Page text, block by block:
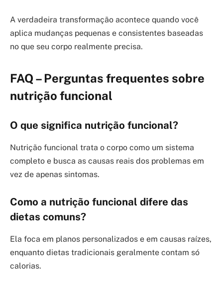
A verdadeira transformação acontece quando você
aplica mudanças pequenas e consistentes baseadas
no que seu corpo realmente precisa.
FAQ – Perguntas frequentes sobre
nutrição funcional
O que significa nutrição funcional?
Nutrição funcional trata o corpo como um sistema
completo e busca as causas reais dos problemas em
vez de apenas sintomas.
Como a nutrição funcional difere das
dietas comuns?
Ela foca em planos personalizados e em causas raízes,
enquanto dietas tradicionais geralmente contam só
calorias.